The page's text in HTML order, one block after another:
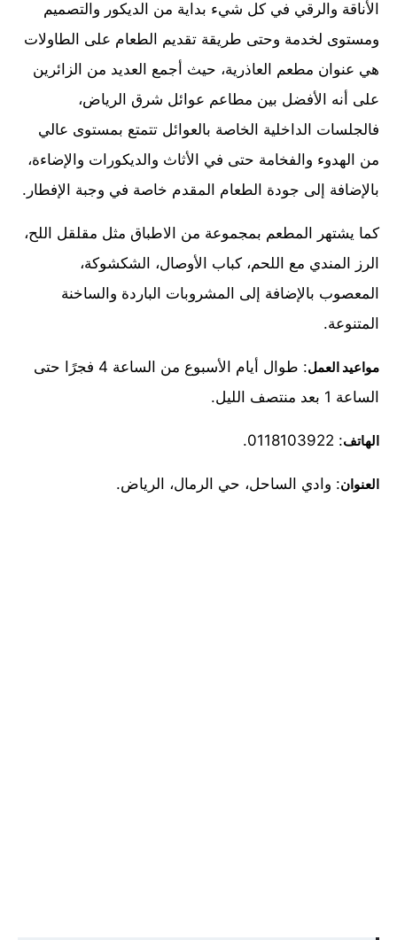
الأناقة والرقي في كل شيء بداية من الديكور والتصميم
ومستوى لخدمة وحتى طريقة تقديم الطعام على الطاولات
هي عنوان مطعم العاذرية، حيث أجمع العديد من الزائرين
على أنه الأفضل بين مطاعم عوائل شرق الرياض،
فالجلسات الداخلية الخاصة بالعوائل تتمتع بمستوى عالي
من الهدوء والفخامة حتى في الأثاث والديكورات والإضاءة،
بالإضافة إلى جودة الطعام المقدم خاصة في وجبة الإفطار.
كما يشتهر المطعم بمجموعة من الاطباق مثل مقلقل اللح،
الرز المندي مع اللحم، كباب الأوصال، الشكشوكة،
المعصوب بالإضافة إلى المشروبات الباردة والساخنة
المتنوعة.
مواعيد العمل
: طوال أيام الأسبوع من الساعة 4 فجرًا حتى
الساعة 1 بعد منتصف الليل.
الهاتف: 0118103922.
العنوان: وادي الساحل، حي الرمال، الرياض.